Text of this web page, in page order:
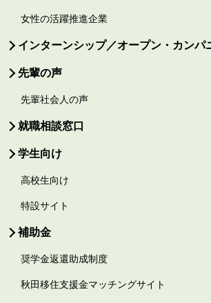
女性の活躍推進企業
インターンシップ／オープン・カンパ
先輩の声
先輩社会人の声
就職相談窓口
学生向け
高校生向け
特設サイト
補助金
奨学金返還助成制度
秋田移住支援金マッチングサイト